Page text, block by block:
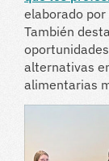
elaborado por
También
alternativas
alimentarias